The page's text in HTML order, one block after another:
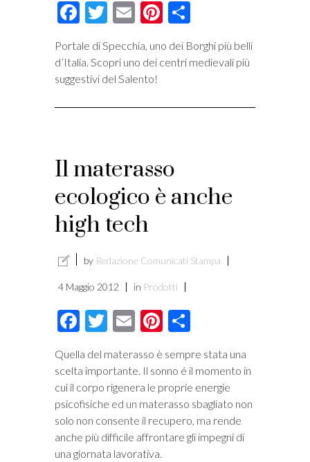
Facebook
Twitter
EmailPinterest
Portale di Specchia, uno dei Borghi più belli
d’Italia. Scopri uno dei centri medievali più
suggestivi del Salento!
Il materasso
ecologico è anche
high tech
by Redazione Comunicati Stampa
4 Maggio 2012 in Prodotti
Facebook
Twitter
EmailPinterest
Quella del materasso è sempre stata una
scelta importante. Il sonno é il momento in
cui il corpo rigenera le proprie energie
psicofisiche ed un materasso sbagliato non
solo non consente il recupero, ma rende
anche più difficile affrontare gli impegni di
una giornata lavorativa.